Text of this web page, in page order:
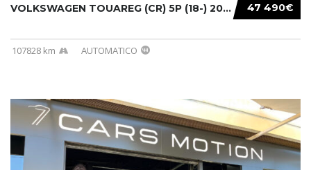
47 490€
VOLKSWAGEN TOUAREG (CR) 5P (18-) 2021...
107828 km AUTOMATICO